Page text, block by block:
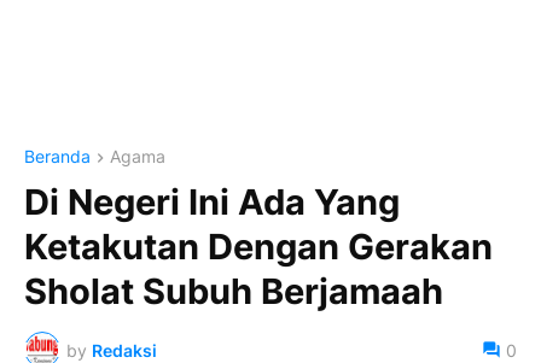
Beranda Agama
Di Negeri Ini Ada Yang
Ketakutan Dengan Gerakan
Sholat Subuh Berjamaah
by Redaksi 0